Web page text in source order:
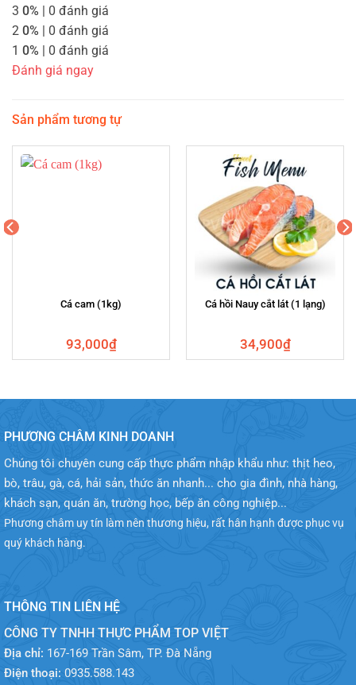
3 0% | 0 đánh giá
2 0% | 0 đánh giá
1 0% | 0 đánh giá
Đánh giá ngay
Sản phẩm tương tự
Cá cam (1kg)
93,000₫
Cá hồi Nauy cắt lát (1 lạng)
34,900₫
PHƯƠNG CHÂM KINH DOANH
Chúng tôi chuyên cung cấp thực phẩm nhập khẩu như: thịt heo,
bò, trâu, gà, cá, hải sản, thức ăn nhanh... cho gia đình, nhà hàng,
khách sạn, quán ăn, trường học, bếp ăn công nghiệp...
Phương châm uy tín làm nên thương hiệu, rất hân hạnh được phục vụ
quý khách hàng.
THÔNG TIN LIÊN HỆ
CÔNG TY TNHH THỰC PHẨM TOP VIỆT
Địa chỉ: 167-169 Trần Sâm, TP. Đà Nẵng
Điện thoại: 0935.588.143